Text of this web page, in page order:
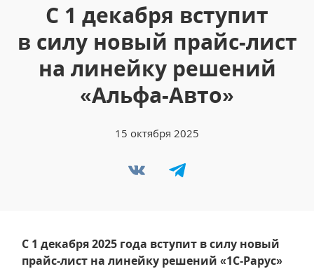
15 октября 2025
С 1 декабря вступит
в силу новый прайс-лист
на линейку решений
«Альфа-Авто»
С 1 декабря 2025 года вступит в силу новый
прайс-лист на линейку решений «1С‑Рарус»